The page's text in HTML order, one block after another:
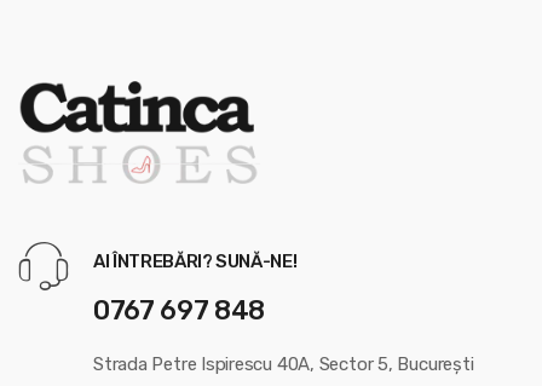
AI ÎNTREBĂRI? SUNĂ-NE!
0767 697 848
Strada Petre Ispirescu 40A, Sector 5, București